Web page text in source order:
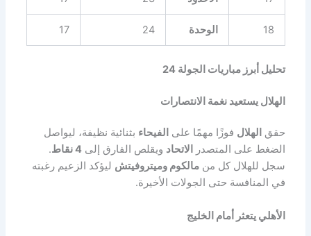
18 الوحدة 24
17
تحليل أبرز مباريات الجولة 24
الهلال يستعيد نغمة الانتصارات
حقق الهلال فوزًا مهمًا على الفيحاء بثنائية نظيفة، ليواصل
الضغط على المتصدر
الاتحاد ويقلص الفارق إلى4 نقاط
.
سجل للهلال كل منمالكوم وميتروفيتش ليؤكد الزعيم رغبته
في المنافسة حتى الجولات الأخيرة.
الأهلي يتعثر أمام الخليج